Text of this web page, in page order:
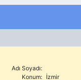
Adı Soyadı:
Konum: İzmir